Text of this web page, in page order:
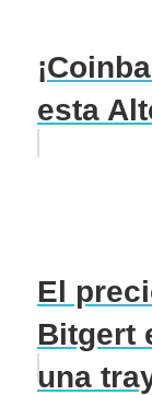
esta
El
Bitgert
una